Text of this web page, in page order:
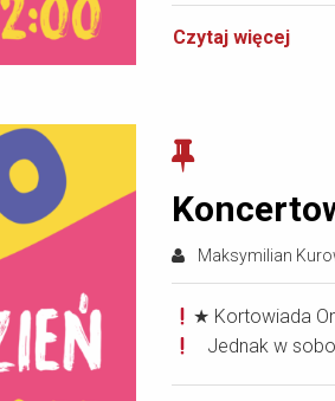
Czytaj więcej
Maksymilian
★ Kortowiada
Jednak w